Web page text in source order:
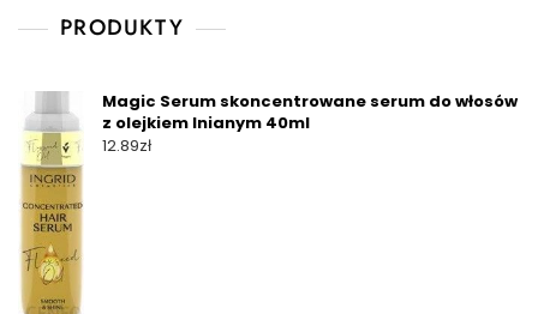
PRODUKTY
Magic Serum skoncentrowane serum do włosów
z olejkiem lnianym 40ml
12.89zł